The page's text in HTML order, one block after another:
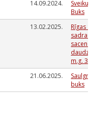
14.09.2024.
Buks
13.02.2025.
Rīgas
m.g. 3.
21.06.2025.
buks